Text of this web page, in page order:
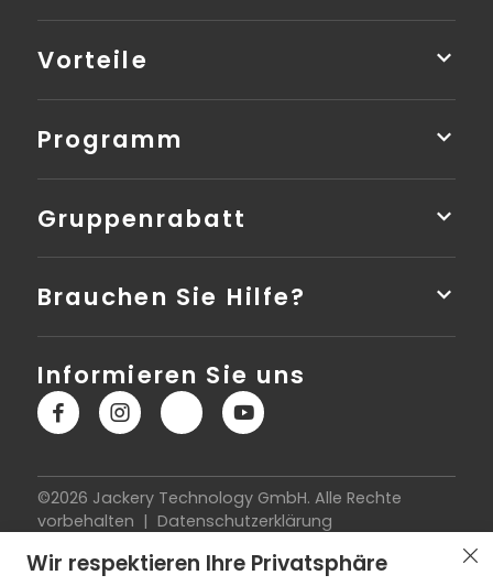
Wir respektieren Ihre Privatsphäre
Vorteile
Programm
Gruppenrabatt
Brauchen Sie Hilfe?
Informieren Sie uns
©2026 Jackery Technology GmbH. Alle Rechte
vorbehalten | Datenschutzerklärung
Richtlinie|Widerrufsbelehrung|Vertrag widerrufen